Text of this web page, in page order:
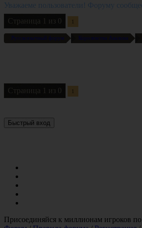
Уважаеме пользователи! Форуму
Страница 1 из 0 1
Русскоязычный форум Королевства Авалона
Страница 1 из 0 1
Присоединяйся к миллионам игроков